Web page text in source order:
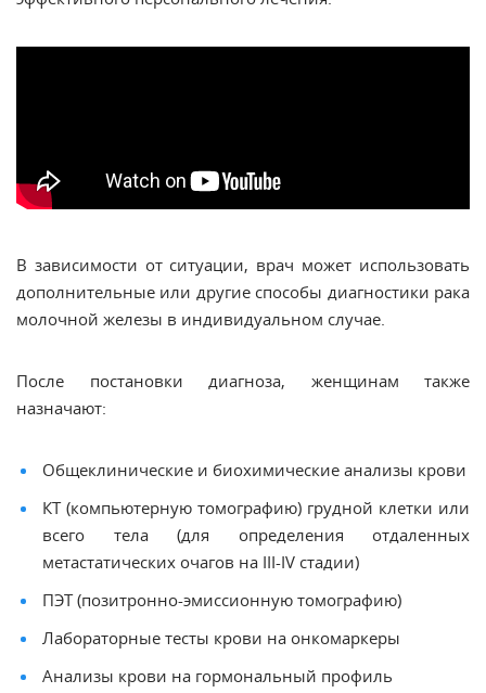
В зависимости от ситуации, врач может использовать
дополнительные или другие способы диагностики рака
молочной железы в индивидуальном случае.
После постановки диагноза, женщинам также
назначают:
Общеклинические и биохимические анализы крови
КТ (компьютерную томографию) грудной клетки или
всего тела (для определения отдаленных
метастатических очагов на III-IV стадии)
ПЭТ (позитронно-эмиссионную томографию)
Лабораторные тесты крови на онкомаркеры
Анализы крови на гормональный профиль